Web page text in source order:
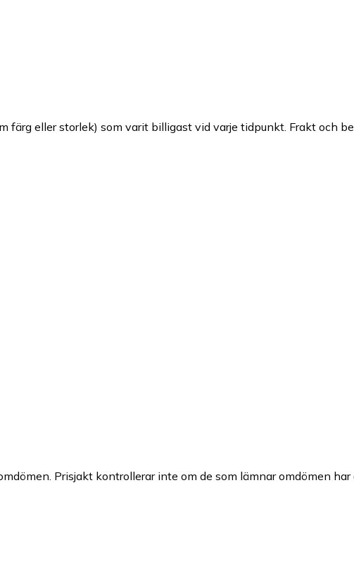
färg eller storlek) som varit billigast vid varje tidpunkt. Frakt och
Prisjakt kontrollerar inte om de som lämnar omdömen